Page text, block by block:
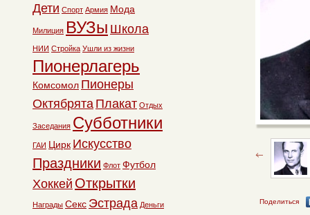
Поделиться
Дети Спорт Армия Мода
Милиция ВУЗы Школа
НИИ Стройка Ушли из жизни
Пионерлагерь
Комсомол Пионеры
Октябрята Плакат Отдых
Заседания Субботники
ГАИ Цирк Искусство
Праздники Флот Футбол
Хоккей Открытки
Награды Секс Эстрада Деньги